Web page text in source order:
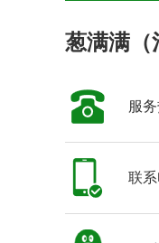
葱满满（
服
联系